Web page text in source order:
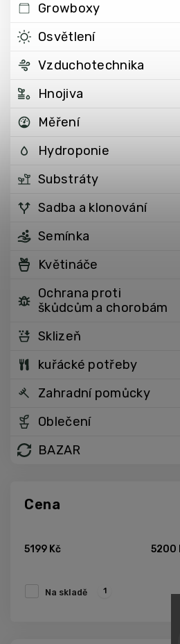
Growboxy
Osvětlení
Vzduchotechnika
Hnojiva
Měření
Hydroponie
Substráty
Sadba a klonování
Semínka
Květináče
Ochrana proti
škůdcům a chorobám
Sklizeň
kuřácké potřeby
Zahradní pomůcky
Oblečení
BAZAR
Cena
5199 Kč 5200
Na skladě 1